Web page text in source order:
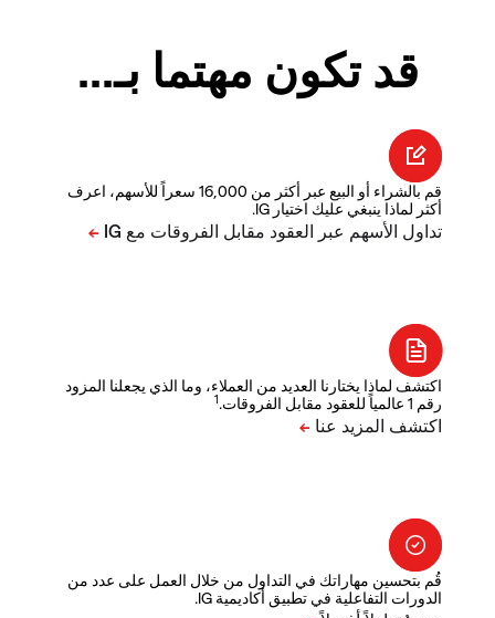
قد تكون مهتما بـ...
قم بالشراء أو البيع عبر أكثر من 16,000 سعراً للأسهم، اعرف
أكثر لماذا ينبغي عليك اختيار IG.
اكتشف لماذا يختارنا العديد من العملاء، وما الذي يجعلنا المزود
رقم 1 عالمياً للعقود مقابل الفروقات.
1
قُم بتحسين مهاراتك في التداول من خلال العمل على عدد من
الدورات التفاعلية في تطبيق أكاديمية IG.